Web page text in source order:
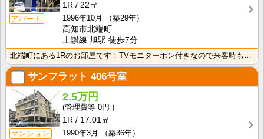
アパート
1R
22㎡
1996年10月
（築29年）
高知市北端町
土讃線 旭駅 徒歩7分
北端町にある1Rのお部屋です！TVモニターホン付きなので来客時も安心！室内に洗濯機を置けるので家電を･･･
サンフラット 406号室
マンション
2.5万円
0円
1R
17.01㎡
1990年3月
（築36年）